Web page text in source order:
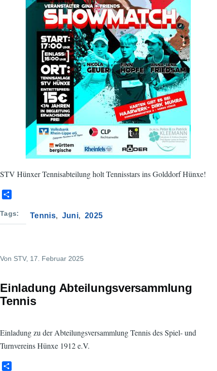
STV Hünxer Tennisabteilung holt Tennisstars ins Golddorf Hünxe!
a
Tags Tennis Juni 2025
Von STV, 17. Februar 2025
Einladung Abteilungsversammlung
Tennis
Einladung zu der Abteilungsversammlung Tennis des Spiel- und
Turnvereins Hünxe 1912 e.V.